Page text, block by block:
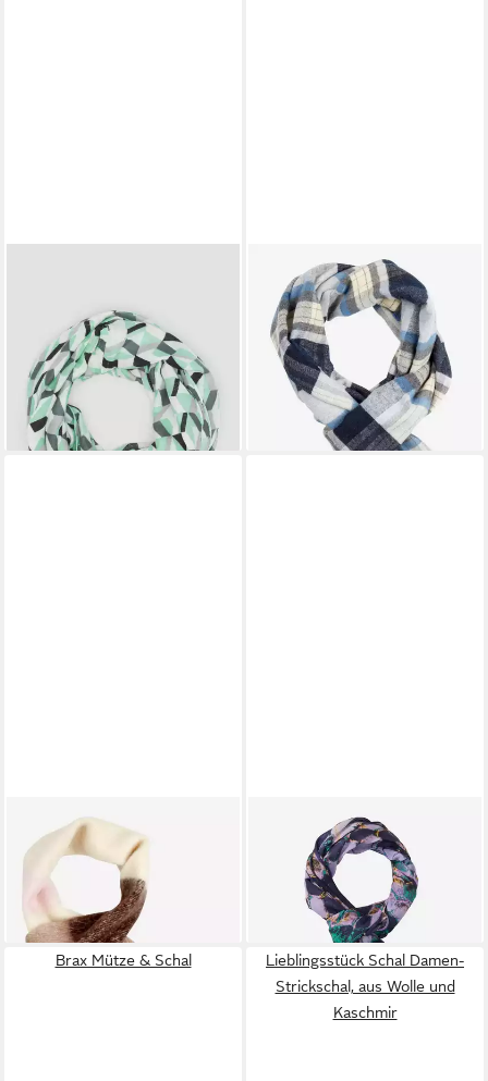
All-over-Grafikprint
18,39 € UVP22,99 €
-20%
lieferbar - in 3-4 Werktagen bei dir
Schal
ab 39,96 € UVP 49,95 €
-20%
lieferbar - in 4-5 Werktagen bei dir
Schal STYLE.JANE
39,99 €
59,95 €
-33%
lieferbar - in 4-5 Werktagen bei dir
Modeschal STYLE.JANINE
42,46 € UVP 49,95 €
lieferbar - in 3-4 Werktagen bei dir
Brax Mütze & Schal
Lieblingsstück Schal Damen-
Strickschal, aus Wolle und
Kaschmir